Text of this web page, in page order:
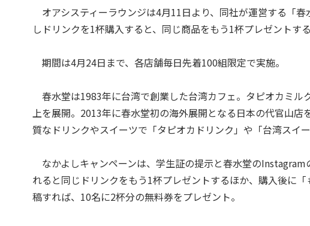
オアシスティーラウンジは4月11日より、同社が運営する「
しドリンクを1杯購入すると、同じ商品をもう1杯プレゼントす
期間は4月24日まで、各店舗毎日先着100組限定で実施。
春水堂は1983年に台湾で創業した台湾カフェ。タピオカミ
上を展開。2013年に春水堂初の海外展開となる日本の代官山
質なドリンクやスイーツで「タピオカドリンク」や「台湾スイ
なかよしキャンペーンは、学生証の提示と春水堂の
れると同じドリンクをもう1杯プレゼントするほか、購入後に
稿すれば、10名に2杯分の無料券をプレゼント。